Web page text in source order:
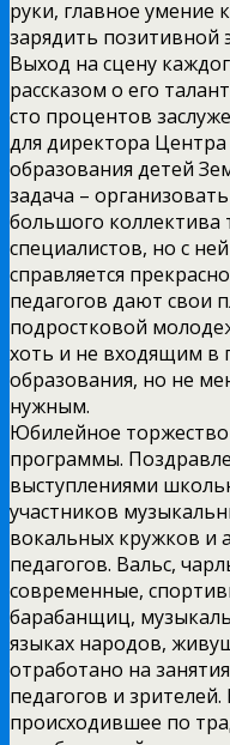
руки, главное умение
зарядить позитивной
Выход на сцену
рассказом о его
сто процентов
для директора
образования детей
задача –
большого коллектива
специалистов, но с
справляется
педагогов дают свои
подростковой
хоть и не входящим в
образования, но не
нужным.
Юбилейное
программы.
выступлениями
участников
вокальных кружков и
педагогов. Вальс,
современные,
барабанщиц,
языках народов,
отработано на
педагогов и
происходившее по